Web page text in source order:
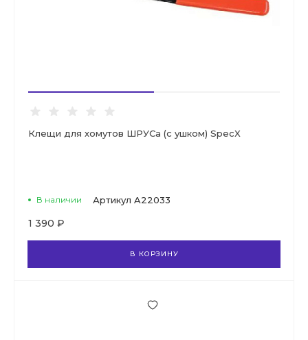
Клещи для хомутов ШРУСа (с ушком) SpecX
В наличии Артикул A22033
1 390 ₽
В КОРЗИНУ